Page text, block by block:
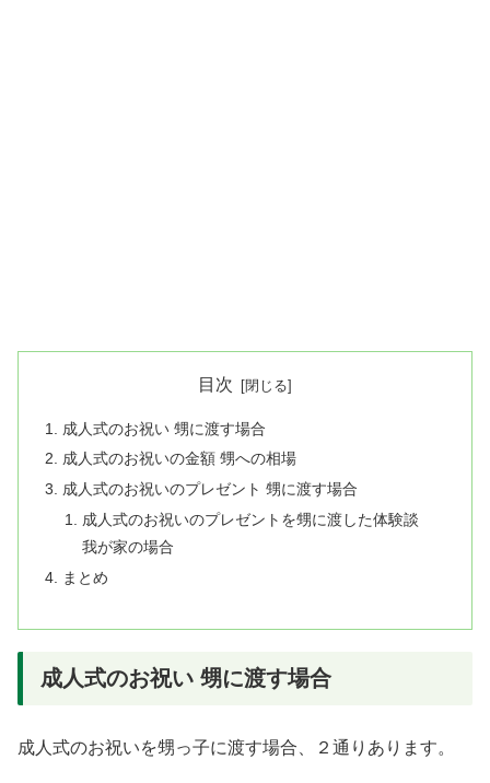
目次
成人式のお祝い 甥に渡す場合
成人式のお祝いの金額 甥への相場
成人式のお祝いのプレゼント 甥に渡す場合
成人式のお祝いのプレゼントを甥に渡した体験談
我が家の場合
まとめ
成人式のお祝い 甥に渡す場合
成人式のお祝いを甥っ子に渡す場合、２通りあります。